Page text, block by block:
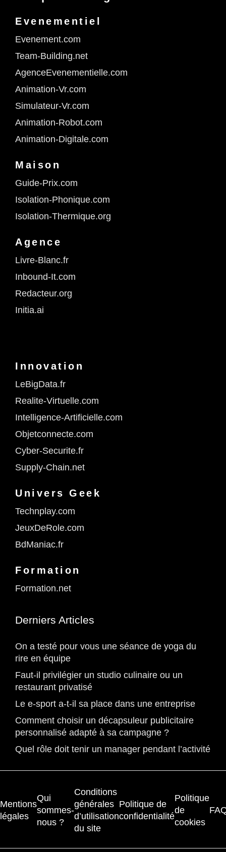
Evenementiel
Evenement.com
Team-Building.net
AgenceEvenementielle.com
Animation-Vr.com
Simulateur-Vr.com
Animation-Robot.com
Animation-Digitale.com
Maison
Guide-Prix.com
Isolation-Phonique.com
Isolation-Thermique.org
Agence
Livre-Blanc.fr
Inbound-It.com
Redacteur.org
Initia.ai
Innovation
LeBigData.fr
Realite-Virtuelle.com
Intelligence-Artificielle.com
Objetconnecte.com
Cyber-Securite.fr
Supply-Chain.net
Univers Geek
Technplay.com
JeuxDeRole.com
BdManiac.fr
Formation
Formation.net
Derniers Articles
On a testé pour vous une séance de yoga du
rire en équipe
Faut-il privilégier un studio culinaire ou un
restaurant privatisé
Le e-sport a-t-il sa place dans une entreprise
Comment choisir un décapsuleur publicitaire
personnalisé adapté à sa campagne ?
Quel rôle doit tenir un manager pendant l’activité
Mentions
légales
Qui
sommes-
nous ?
Conditions
générales
d’utilisation
du site
Politique de
confidentialité
Politique
de
cookies